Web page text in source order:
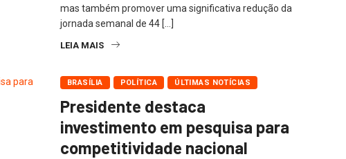
mas também promover uma significativa redução da
jornada semanal de 44 […]
LEIA MAIS
BRASÍLIA POLÍTICA ÚLTIMAS NOTÍCIAS
Presidente destaca
investimento em pesquisa para
competitividade nacional